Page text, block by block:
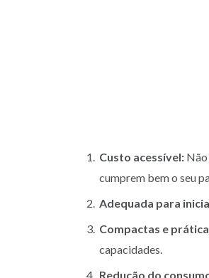
Custo acessível:
cumprem bem o seu
Adequada para
Compactas e
capacidades.
Redução do